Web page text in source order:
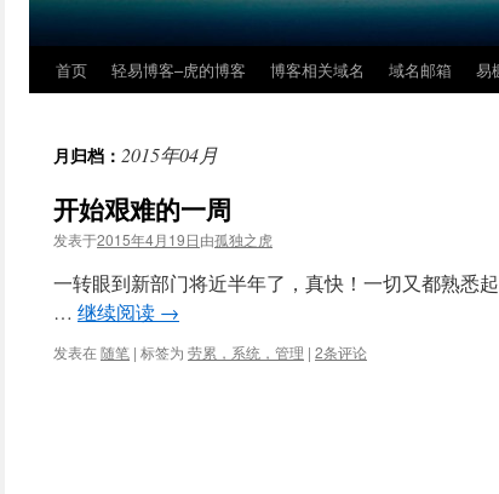
正
文
首页 轻易博客–虎的博客 博客相关域名 域名邮箱 易
月归档： 2015年04月
开始艰难的一周
发表于2015年4月19日由孤独之虎
一转眼到新部门将近半年了，真快！一切又都熟悉
… 继续阅读 →
发表在随笔 | 标签为 劳累，系统，管理 | 2条评论